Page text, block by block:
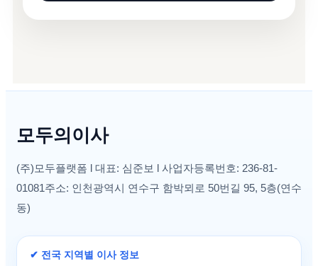
모두의이사
(주)모두플랫폼 l 대표: 심준보 l 사업자등록번호: 236-81-
01081주소: 인천광역시 연수구 함박뫼로 50번길 95, 5층(연수
동)
✔ 전국 지역별 이사 정보